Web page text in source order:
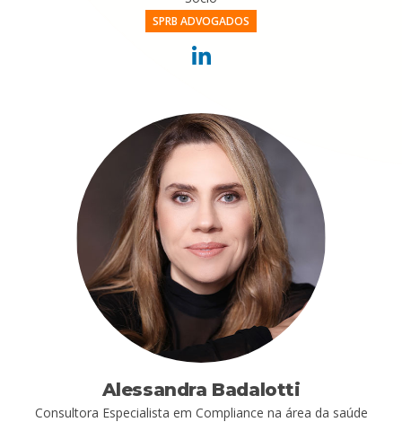
SPRB ADVOGADOS
Alessandra Badalotti
Consultora Especialista em Compliance na área da saúde